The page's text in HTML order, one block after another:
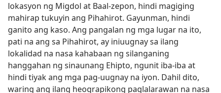
lokasyon ng Migdol at Baal-zepon, hindi magiging
mahirap tukuyin ang Pihahirot. Gayunman, hindi
ganito ang kaso. Ang pangalan ng mga lugar na ito,
pati na ang sa Pihahirot, ay iniuugnay sa ilang
lokalidad na nasa kahabaan ng silanganing
hanggahan ng sinaunang Ehipto, ngunit iba-iba at
hindi tiyak ang mga pag-uugnay na iyon. Dahil dito,
waring ang ilang heograpikong paglalarawan na nasa